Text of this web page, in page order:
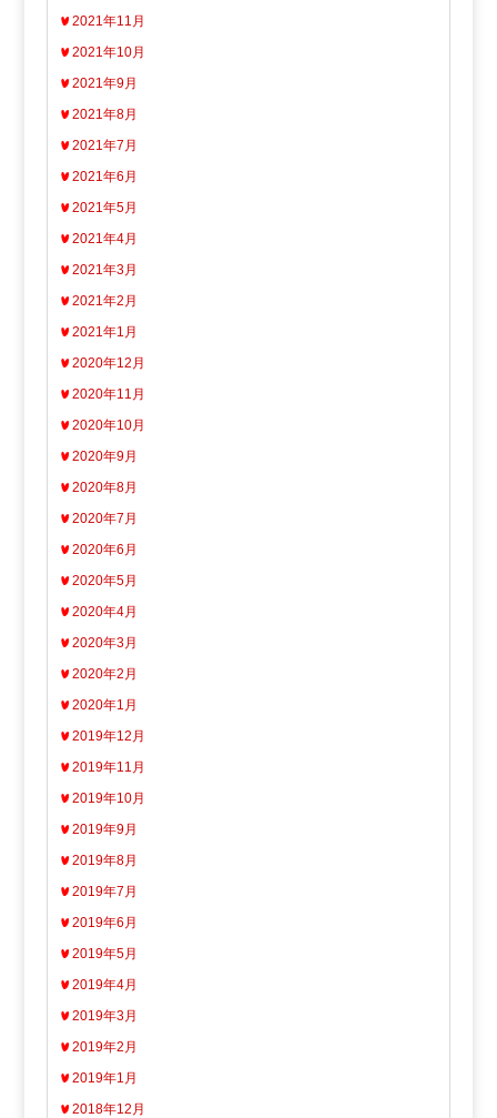
2021年11月
2021年10月
2021年9月
2021年8月
2021年7月
2021年6月
2021年5月
2021年4月
2021年3月
2021年2月
2021年1月
2020年12月
2020年11月
2020年10月
2020年9月
2020年8月
2020年7月
2020年6月
2020年5月
2020年4月
2020年3月
2020年2月
2020年1月
2019年12月
2019年11月
2019年10月
2019年9月
2019年8月
2019年7月
2019年6月
2019年5月
2019年4月
2019年3月
2019年2月
2019年1月
2018年12月